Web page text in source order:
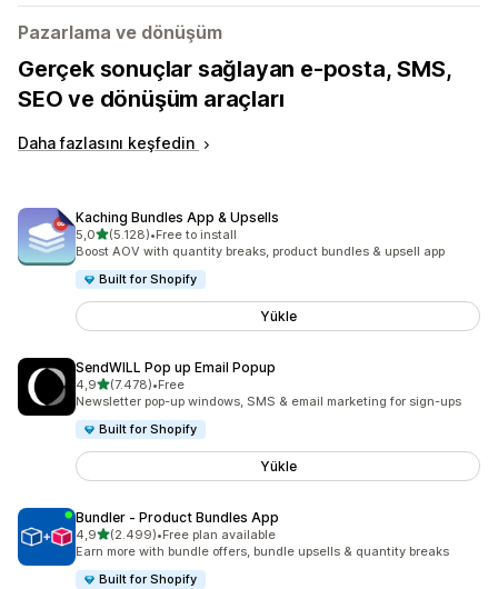
Pazarlama ve dönüşüm
Gerçek sonuçlar sağlayan e-posta, SMS,
SEO ve dönüşüm araçları
Daha fazlasını keşfedin
Kaching Bundles App & Upsells
5,05 yıldız üzerinden
(5.128)
toplam 5128 değerlendirme
•Free to install
Boost AOV with quantity breaks, product bundles & upsell app
Built for Shopify
Yükle
SendWILL Pop up Email Popup
4,95 yıldız üzerinden
(7.478)
toplam 7478 değerlendirme
•Free
Newsletter pop-up windows, SMS & email marketing for sign-ups
Built for Shopify
Yükle
Bundler ‑ Product Bundles App
4,95 yıldız üzerinden
(2.499)
toplam 2499 değerlendirme
•Free plan available
Earn more with bundle offers, bundle upsells & quantity breaks
Built for Shopify